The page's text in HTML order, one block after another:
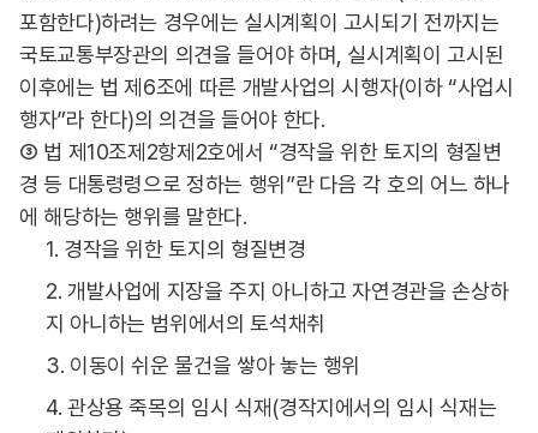
포함한다)하려는 경우에는 실시계획이 고시되기 전까지는
국토교통부장관의 의견을 들어야 하며, 실시계획이 고시된
이후에는 법 제6조에 따른 개발사업의 시행자(이하 “사업시
행자”라 한다)의 의견을 들어야 한다.
③ 법 제10조제2항제2호에서 “경작을 위한 토지의 형질변
경 등 대통령령으로 정하는 행위”란 다음 각 호의 어느 하나
에 해당하는 행위를 말한다.
1. 경작을 위한 토지의 형질변경
2. 개발사업에 지장을 주지 아니하고 자연경관을 손상하
지 아니하는 범위에서의 토석채취
3. 이동이 쉬운 물건을 쌓아 놓는 행위
4. 관상용 죽목의 임시 식재(경작지에서의 임시 식재는